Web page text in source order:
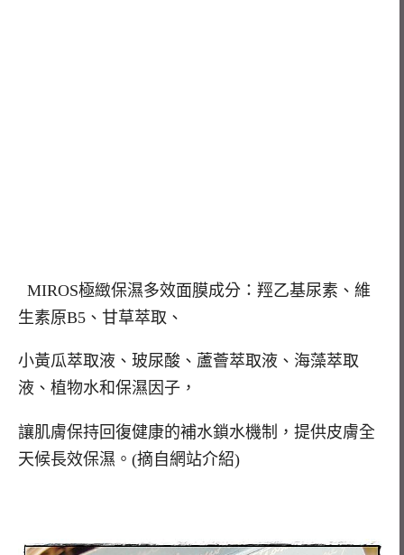
MIROS極緻保濕多效面膜成分：羥乙基尿素、維
生素原B5、甘草萃取、
小黃瓜萃取液、玻尿酸、蘆薈萃取液、海藻萃取
液、植物水和保濕因子，
讓肌膚保持回復健康的補水鎖水機制，提供皮膚全
天候長效保濕。(摘自網站介紹)